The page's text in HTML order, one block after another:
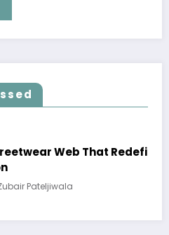
Web That Redefines